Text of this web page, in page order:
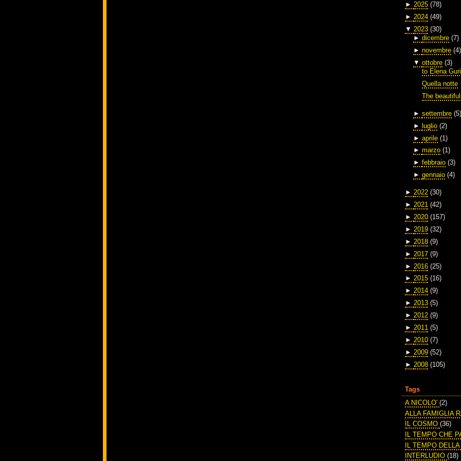
► 2025 (78)
► 2024 (49)
▼ 2023 (30)
► dicembre (7)
► novembre (4)
▼ ottobre (3)
to Elena
Quella notte
The
► settembre (5)
► luglio (2)
► aprile (1)
► marzo (1)
► febbraio (3)
► gennaio (4)
► 2022 (30)
► 2021 (42)
► 2020 (157)
► 2019 (32)
► 2018 (9)
► 2017 (9)
► 2016 (25)
► 2015 (16)
► 2014 (9)
► 2013 (5)
► 2012 (9)
► 2011 (5)
► 2010 (7)
► 2009 (52)
► 2008 (105)
Tags
A NICOLO' (2)
ALLA FAMIGLIA
IL COSMO (36)
IL TEMPO CHE
IL TEMPO
INTERLUDIO (18)